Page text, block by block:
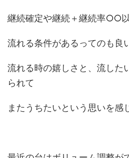
継続確定や継続＋継続率○○
流れる条件があるってのも良
流れる時の嬉しさと、流した
られて
またうちたいという思いを感